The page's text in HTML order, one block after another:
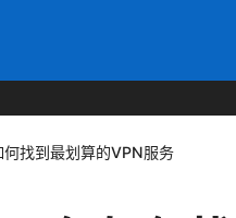
找到最划算的VPN服务